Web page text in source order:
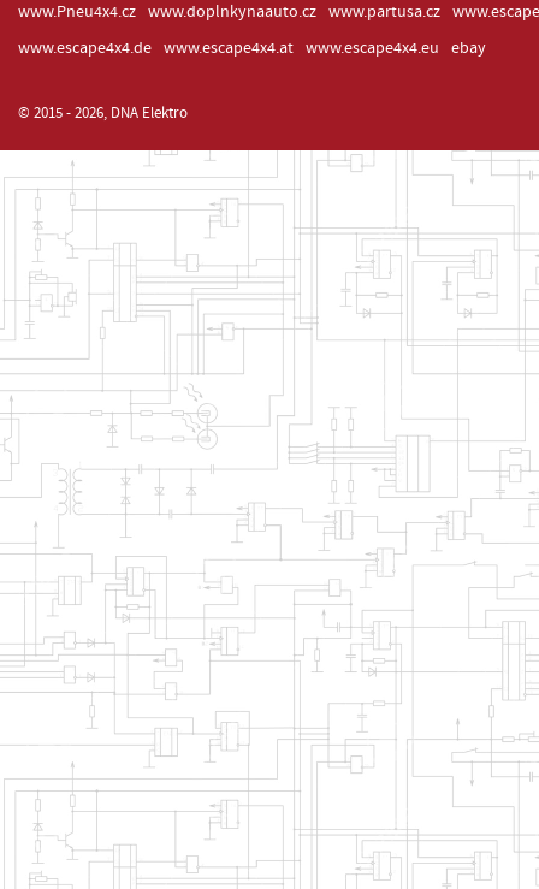
www.Pneu4x4.cz www.doplnkynaauto.cz www.partusa.cz
www.escape4x4.de
www.escape4x4.at www.escape4x4.eu ebay
© 2015 - 2026, DNA Elektro